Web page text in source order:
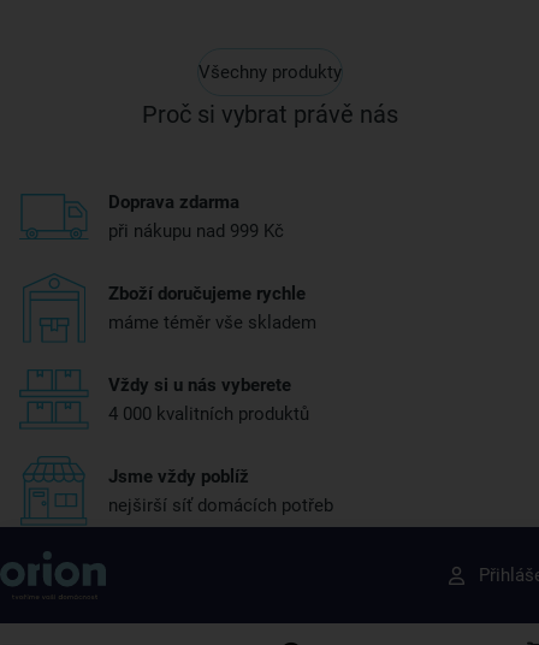
Všechny produkty
Proč si vybrat právě nás
Doprava zdarma
při nákupu nad 999 Kč
Zboží doručujeme rychle
máme téměr vše skladem
Vždy si u nás vyberete
4 000 kvalitních produktů
Jsme vždy poblíž
nejširší síť domácích potřeb
Získejte rady, recepty a tipy na slevy dřív než
ostatní
Přihlaste se k odběru našeho newsletteru.